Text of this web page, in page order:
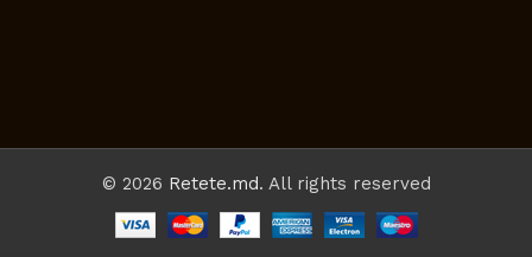
© 2026 Retete.md. All rights reserved